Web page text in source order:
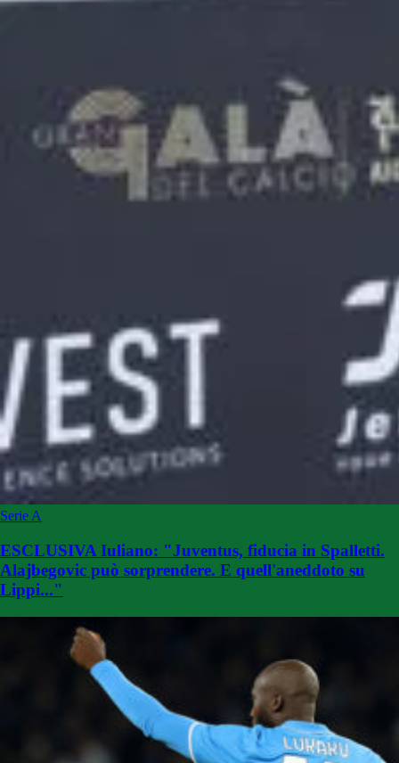
Serie A
ESCLUSIVA Iuliano: "Juventus, fiducia in Spalletti.
Alajbegovic può sorprendere. E quell'aneddoto su
Lippi..."